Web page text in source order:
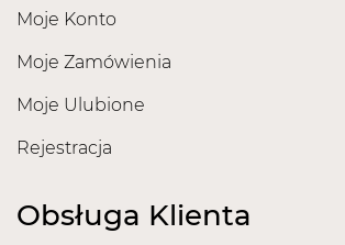
Moje Konto
Moje Zamówienia
Moje Ulubione
Rejestracja
Obsługa Klienta